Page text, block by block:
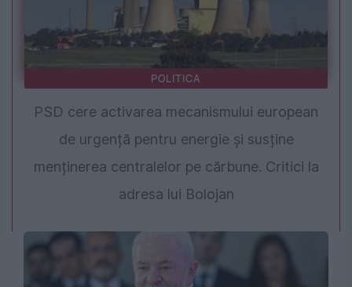
POLITICA
PSD cere activarea mecanismului european
de urgență pentru energie și susține
menținerea centralelor pe cărbune. Critici la
adresa lui Bolojan